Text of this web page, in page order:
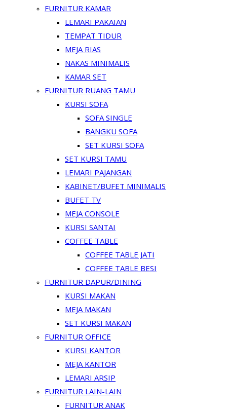
FURNITUR KAMAR
LEMARI PAKAIAN
TEMPAT TIDUR
MEJA RIAS
NAKAS MINIMALIS
KAMAR SET
FURNITUR RUANG TAMU
KURSI SOFA
SOFA SINGLE
BANGKU SOFA
SET KURSI SOFA
SET KURSI TAMU
LEMARI PAJANGAN
KABINET/BUFET MINIMALIS
BUFET TV
MEJA CONSOLE
KURSI SANTAI
COFFEE TABLE
COFFEE TABLE JATI
COFFEE TABLE BESI
FURNITUR DAPUR/DINING
KURSI MAKAN
MEJA MAKAN
SET KURSI MAKAN
FURNITUR OFFICE
KURSI KANTOR
MEJA KANTOR
LEMARI ARSIP
FURNITUR LAIN-LAIN
FURNITUR ANAK